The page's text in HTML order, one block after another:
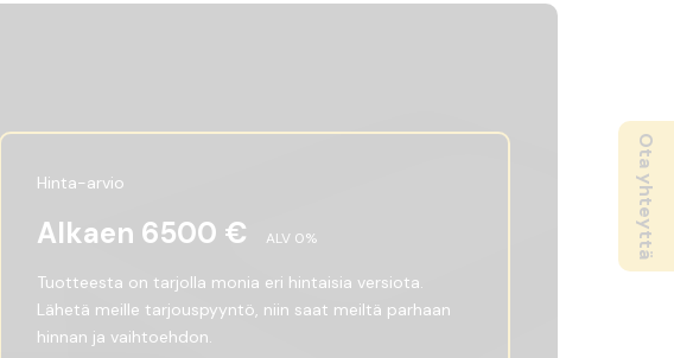
Hinta-arvio
Alkaen 6500 € ALV 0%
Tuotteesta on tarjolla monia eri hintaisia versiota.
Lähetä meille tarjouspyyntö, niin saat meiltä parhaan
hinnan ja vaihtoehdon.
Ota yhteyttä